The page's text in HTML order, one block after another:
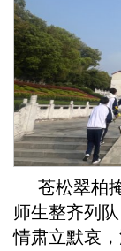
苍松翠柏
师生整齐列
情肃立默哀